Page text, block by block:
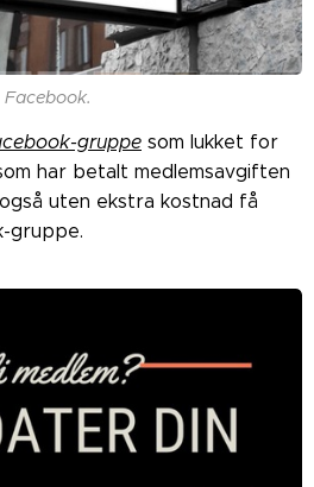
Facebook.
gruppe som lukket for
har betalt medlemsavgiften
uten ekstra kostnad få
gruppe.